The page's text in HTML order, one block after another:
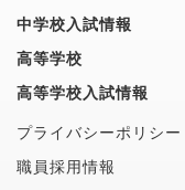
中学校入試情報
高等学校
高等学校入試情報
プライバシーポリシー
職員採用情報